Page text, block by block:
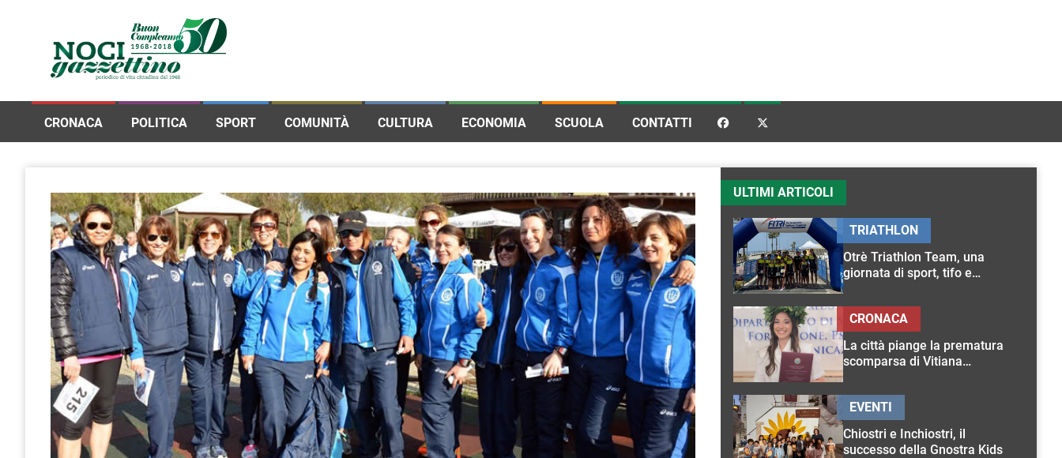
CRONACA POLITICA SPORT COMUNITÀ CULTURA ECONOMIA SCUOLA CONTATTI  
ULTIMI ARTICOLI
Otrè Triathlon Team, una
giornata di sport, tifo e
TRIATHLON
La città piange la prematura
scomparsa di Vitiana
CRONACA
Chiostri e Inchiostri, il
successo della Gnostra Kids
EVENTI